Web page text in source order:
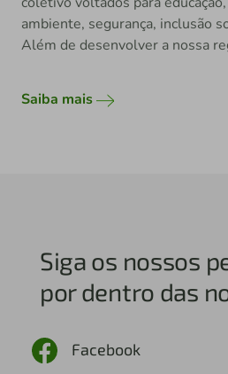
Saiba mais
Facebook
Twitter